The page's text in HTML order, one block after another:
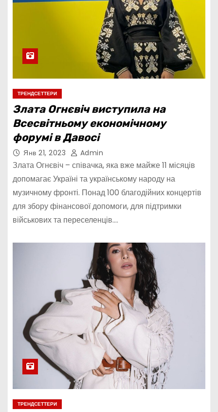
ТРЕНДСЕТТЕРИ
Злата Огнєвіч виступила на
Всесвітньому економічному
форумі в Давосі
Янв 21, 2023 Admin
Злата Огнєвіч – співачка, яка вже майже 11 місяців
допомагає Україні та українському народу на
музичному фронті. Понад 100 благодійних концертів
для збору фінансової допомоги, для підтримки
військових та переселенців.…
ТРЕНДСЕТТЕРИ